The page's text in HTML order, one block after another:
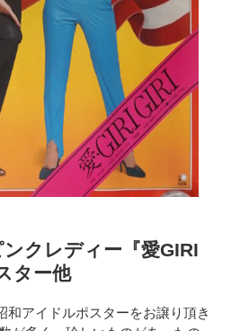
ンクレディー『愛GIRI
ター他
和アイドルポスターをお譲り頂き